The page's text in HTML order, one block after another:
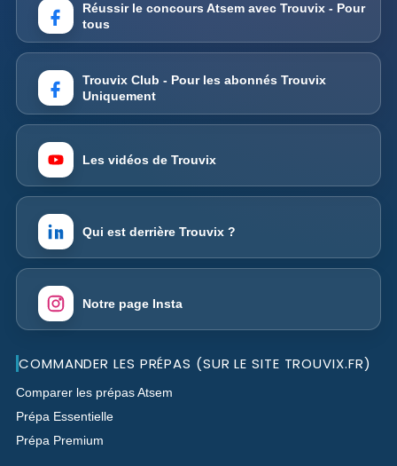
Réussir le concours Atsem avec Trouvix - Pour
tous
Trouvix Club - Pour les abonnés Trouvix
Uniquement
Les vidéos de Trouvix
Qui est derrière Trouvix ?
Notre page Insta
COMMANDER LES PRÉPAS (SUR LE SITE TROUVIX.FR)
Comparer les prépas Atsem
Prépa Essentielle
Prépa Premium